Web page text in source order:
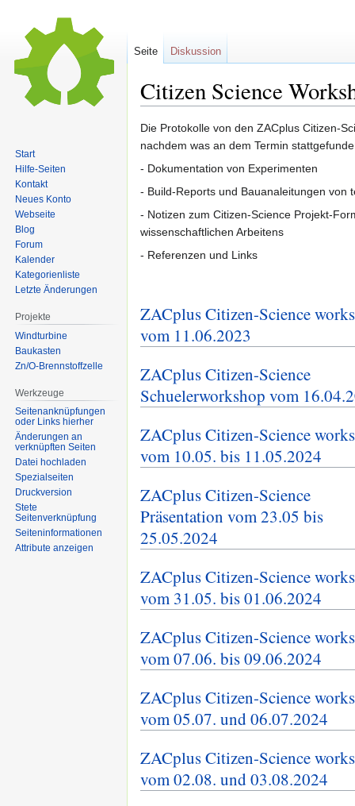
Citizen Science
Zur
Navigation
springen
Zur
Suche
springen
Die Protokolle von den ZACplus Citizen-
nachdem was an dem Termin
- Dokumentation von Experimenten
- Build-Reports und Bauanaleitungen von
- Notizen zum Citizen-Science Projekt-
wissenschaftlichen Arbeitens
- Referenzen und Links
ZACplus Citizen-Science
vom 11.06.2023
ZACplus Citizen-Science
Schuelerworkshop vom
ZACplus Citizen-Science
vom 10.05. bis 11.05.2024
ZACplus Citizen-Science
Präsentation vom 23.05 bis
25.05.2024
ZACplus Citizen-Science
vom 31.05. bis 01.06.2024
ZACplus Citizen-Science
vom 07.06. bis 09.06.2024
ZACplus Citizen-Science
vom 05.07. und 06.07.2024
ZACplus Citizen-Science
vom 02.08. und 03.08.2024
Seite Diskussion
Start
Hilfe-Seiten
Kontakt
Neues Konto
Webseite
Blog
Forum
Kalender
Kategorienliste
Letzte Änderungen
Projekte
Windturbine
Baukasten
Zn/O-Brennstoffzelle
Werkzeuge
Seitenanknüpfungen
oder Links hierher
Änderungen an
verknüpften Seiten
Datei hochladen
Spezialseiten
Druckversion
Stete
Seitenverknüpfung
Seiten­informationen
Attribute anzeigen